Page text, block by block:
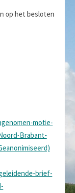
op het besloten
motie-
Brabant-
brief-